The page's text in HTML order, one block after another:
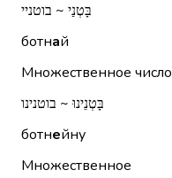
בָּטְנַי ~ בוטניי
ботнай
Множественное число
בָּטְנֵינוּ ~ בוטנינו
ботнейну
Множественное